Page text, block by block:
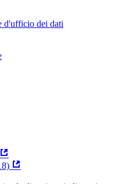
d'ufficio dei dati